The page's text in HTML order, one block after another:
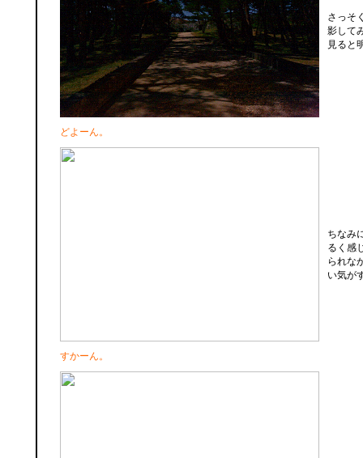
どよーん。
さっそ
影して
見ると
すかーん。
ちなみ
るく感
られな
い気が